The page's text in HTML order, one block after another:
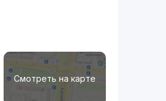
Смотреть на карте